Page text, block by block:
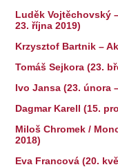
Luděk Vojtěchovský
23. října 2019)
Krzysztof Bartnik –
Tomáš Sejkora (23.
Ivo Jansa (23. února
Dagmar Karell (15.
Miloš Chromek /
2018)
Eva Francová (20.